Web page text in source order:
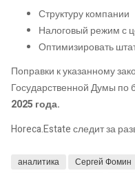
Структуру компании
Налоговый режим с
Оптимизировать
Поправки к указанному
Государственной Думы по
2025 года.
Horeca.Estate следит за
аналитика Сергей Фомин